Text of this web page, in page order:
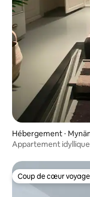
Hébergement ⋅
Appartement
Coup de cœur
Coup de cœur